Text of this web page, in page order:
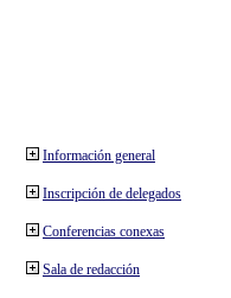
Información general
Inscripción de delegados
Conferencias conexas
Sala de redacción